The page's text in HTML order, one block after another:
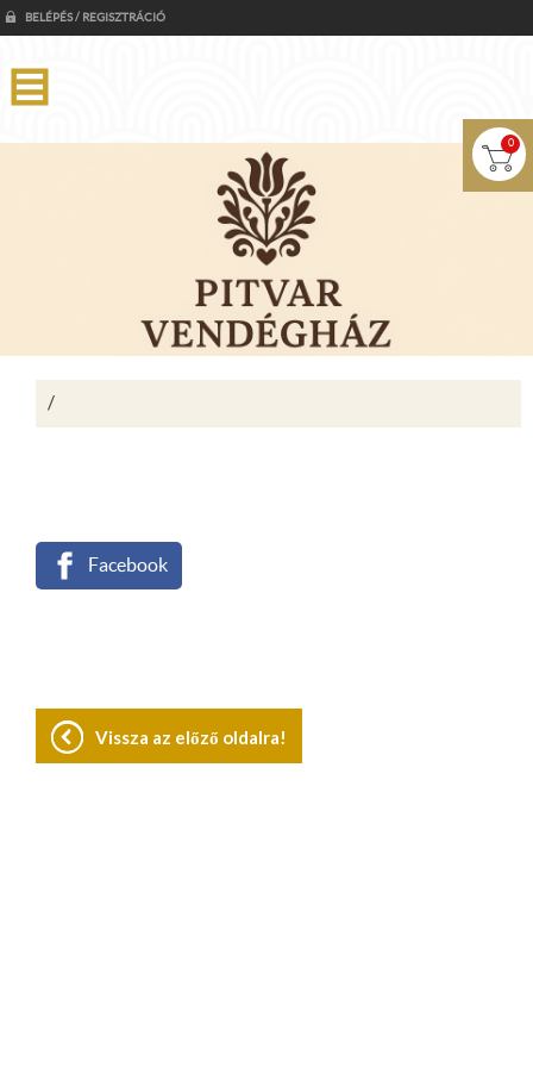
BELÉPÉS / REGISZTRÁCIÓ
0
/
Facebook
Vissza az előző oldalra!